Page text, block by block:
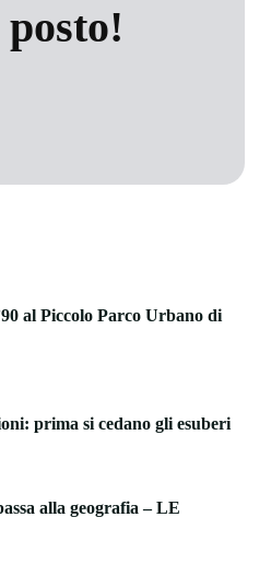
al Piccolo Parco Urbano di
prima si cedano gli esuberi
alla geografia – LE